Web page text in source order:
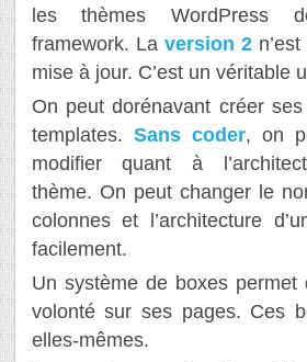
les thèmes WordPress
framework. La version 2n’est
mise à jour. C’est un véritable
On peut dorénavant créer
templates. Sans coder, on
modifier quant à
thème. On peut changer le
colonnes et l’architecture
facilement.
Un système de boxes permet
volonté sur ses pages. Ces
elles-mêmes.